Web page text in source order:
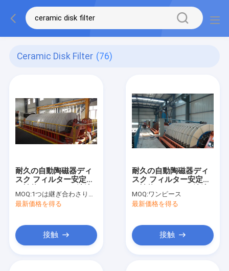
Ceramic Disk Filter (76)
耐久の自動陶磁器ディ
スク フィルター安定し
MOQ:1つは継ぎ合わさります
最新価格を得る
接触
耐久の自動陶磁器ディ
スク フィルター安定し
MOQ:ワンピース
最新価格を得る
接触